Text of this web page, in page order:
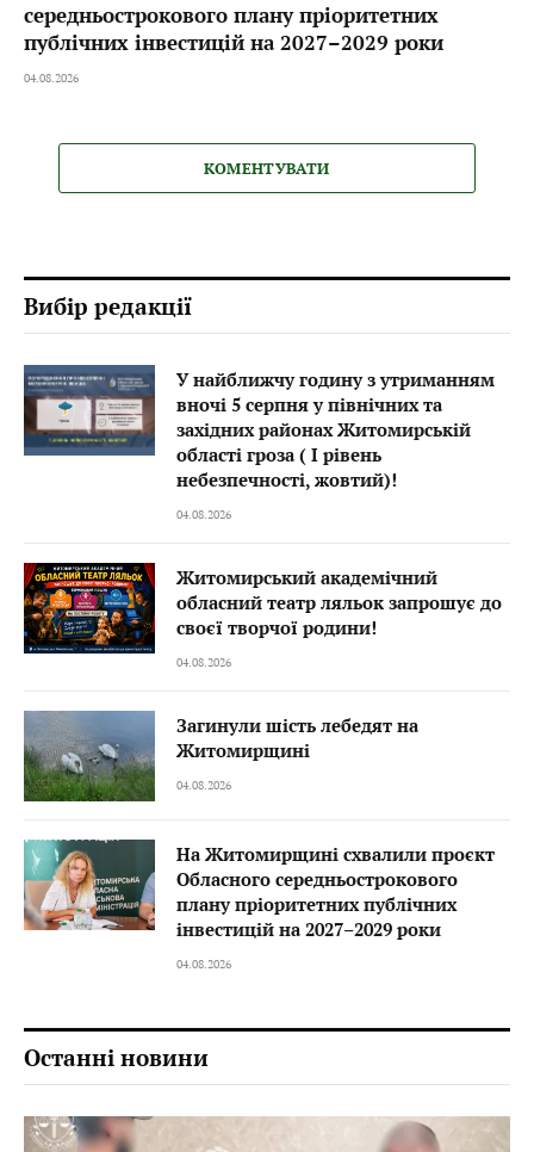
середньострокового плану пріоритетних
публічних інвестицій на 2027–2029 роки
04.08.2026
КОМЕНТУВАТИ
Вибір редакції
У найближчу годину з утриманням
вночі 5 серпня у північних та
західних районах Житомирській
області гроза ( I рівень
небезпечності, жовтий)!
04.08.2026
Житомирський академічний
обласний театр ляльок запрошує до
своєї творчої родини!
04.08.2026
Загинули шість лебедят на
Житомирщині
04.08.2026
На Житомирщині схвалили проєкт
Обласного середньострокового
плану пріоритетних публічних
інвестицій на 2027–2029 роки
04.08.2026
Останні новини